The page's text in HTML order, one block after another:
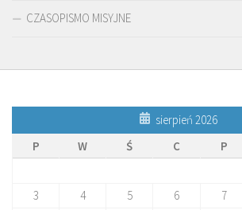
CZASOPISMO MISYJNE
sierpień 2026
P
W Ś C P
3
4 5 6 7